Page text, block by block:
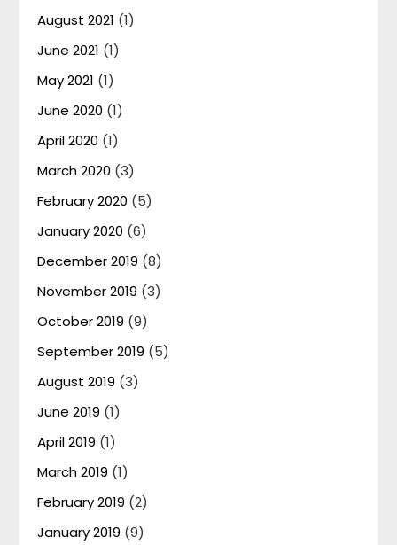
August 2021 (1)
June 2021 (1)
May 2021 (1)
June 2020 (1)
April 2020 (1)
March 2020 (3)
February 2020 (5)
January 2020 (6)
December 2019 (8)
November 2019 (3)
October 2019 (9)
September 2019 (5)
August 2019 (3)
June 2019 (1)
April 2019 (1)
March 2019 (1)
February 2019 (2)
January 2019 (9)